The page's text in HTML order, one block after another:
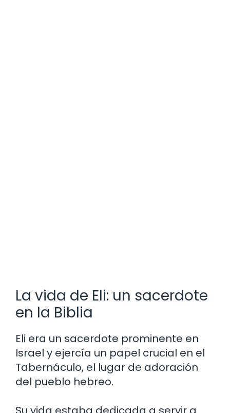
La vida de Eli: un sacerdote
en la Biblia
Eli era un sacerdote prominente en
Israel y ejercía un papel crucial en el
Tabernáculo, el lugar de adoración
del pueblo hebreo.